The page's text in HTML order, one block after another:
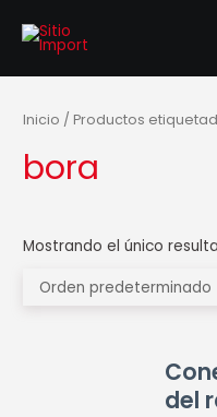
Inicio / Productos
bora
Mostrando el único
del
del